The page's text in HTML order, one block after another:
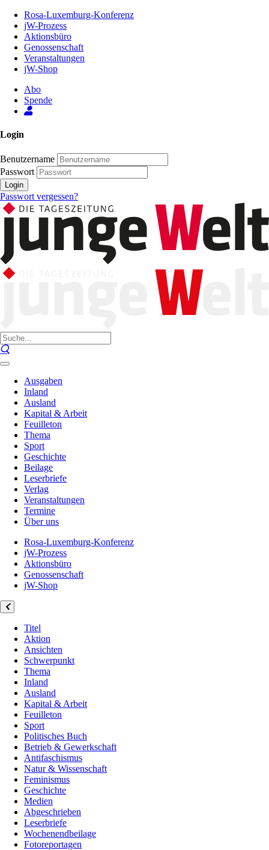
Inhalt
Seite
Rosa-Luxemburg-Konferenz
jW-Prozess
Aktionsbüro
Genossenschaft
Veranstaltungen
jW-Shop
Abo
Spende
Login
Benutzername
Passwort
Login
Passwort vergessen?
Ausgaben
Inland
Ausland
Kapital & Arbeit
Feuilleton
Thema
Sport
Geschichte
Beilage
Leserbriefe
Verlag
Veranstaltungen
Termine
Über uns
Rosa-Luxemburg-Konferenz
jW-Prozess
Aktionsbüro
Genossenschaft
jW-Shop
Titel
Aktion
Ansichten
Schwerpunkt
Thema
Inland
Ausland
Kapital & Arbeit
Feuilleton
Sport
Politisches Buch
Betrieb & Gewerkschaft
Antifaschismus
Natur & Wissenschaft
Feminismus
Geschichte
Medien
Abgeschrieben
Leserbriefe
Wochenendbeilage
Fotoreportagen